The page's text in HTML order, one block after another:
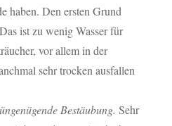
haben. Den ersten Grund
ist zu wenig Wasser für
vor allem in der
sehr trocken ausfallen
Bestäubung. Sehr